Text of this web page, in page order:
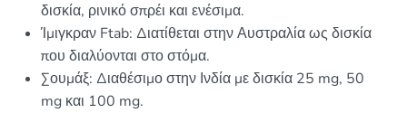
δισκία, ρινικό σπρέι και ενέσιμα.
Ίμιγκραν Ftab: Διατίθεται στην Αυστραλία ως δισκία
που διαλύονται στο στόμα.
Σουμάξ: Διαθέσιμο στην Ινδία με δισκία 25 mg, 50
mg και 100 mg.